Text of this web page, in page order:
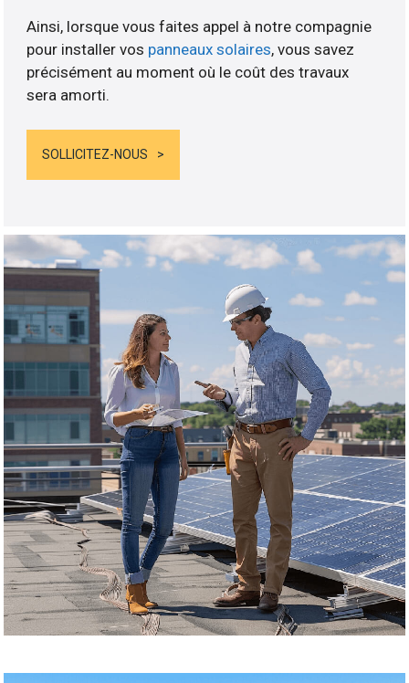
Ainsi, lorsque vous faites appel à notre compagnie
pour installer vos panneaux solaires, vous savez
précisément au moment où le coût des travaux
sera amorti.
SOLLICITEZ-NOUS